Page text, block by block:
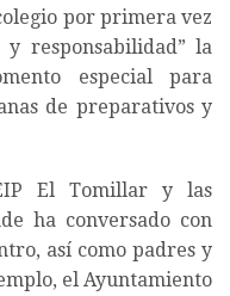
por primera vez
responsabilidad” la
especial para
de preparativos y
El Tomillar y las
ha conversado con
así como padres y
el Ayuntamiento